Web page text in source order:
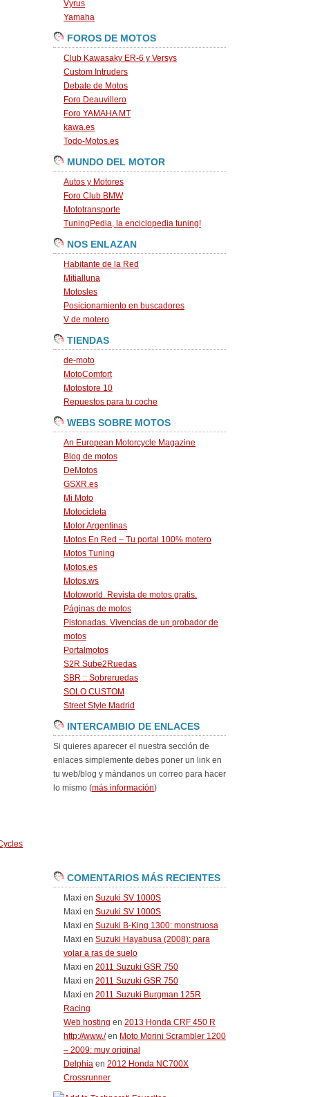
Vyrus
Yamaha
FOROS DE MOTOS
Club Kawasaky ER-6 y Versys
Custom Intruders
Debate de Motos
Foro Deauvillero
Foro YAMAHA MT
kawa.es
Todo-Motos.es
MUNDO DEL MOTOR
Autos y Motores
Foro Club BMW
Mototransporte
TuningPedia, la enciclopedia tuning!
NOS ENLAZAN
Habitante de la Red
Mitjalluna
Motosles
Posicionamiento en buscadores
V de motero
TIENDAS
de-moto
MotoComfort
Motostore 10
Repuestos para tu coche
WEBS SOBRE MOTOS
An European Motorcycle Magazine
Blog de motos
DeMotos
GSXR.es
Mi Moto
Motocicleta
Motor Argentinas
Motos En Red – Tu portal 100% motero
Motos Tuning
Motos.es
Motos.ws
Motoworld. Revista de motos gratis.
Páginas de motos
Pistonadas. Vivencias de un probador de
motos
Portalmotos
S2R Sube2Ruedas
SBR :: Sobreruedas
SOLO CUSTOM
Street Style Madrid
INTERCAMBIO DE ENLACES
Si quieres aparecer el nuestra sección de
enlaces simplemente debes poner un link en
tu web/blog y mándanos un correo para hacer
lo mismo (más información)
COMENTARIOS MÁS RECIENTES
Maxi en Suzuki SV 1000S
Maxi en Suzuki SV 1000S
Maxi en Suzuki B-King 1300: monstruosa
Maxi en Suzuki Hayabusa (2008): para
volar a ras de suelo
Maxi en 2011 Suzuki GSR 750
Maxi en 2011 Suzuki GSR 750
Maxi en 2011 Suzuki Burgman 125R
Racing
Web hosting en 2013 Honda CRF 450 R
http://www./en Moto Morini Scrambler 1200
– 2009: muy original
Delphia en 2012 Honda NC700X
Crossrunner